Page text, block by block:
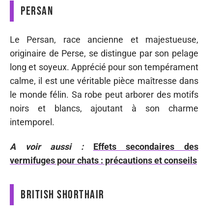
Persan
Le Persan, race ancienne et majestueuse,
originaire de Perse, se distingue par son pelage
long et soyeux. Apprécié pour son tempérament
calme, il est une véritable pièce maîtresse dans
le monde félin. Sa robe peut arborer des motifs
noirs et blancs, ajoutant à son charme
intemporel.
A voir aussi :
Effets secondaires des
vermifuges pour chats : précautions et conseils
British Shorthair